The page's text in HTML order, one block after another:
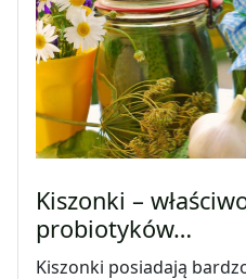
Kiszonki –
probiotyków…
Kiszonki posiadają